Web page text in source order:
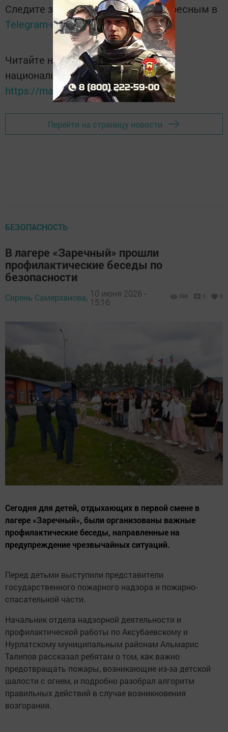
Следите за самым важным и интересным в
Telegram-каналеТатмедиа
Читайте новости Татарстана в
национальном мессенджере MАХ:
https://max.ru/tatmedia
Перейти на страницу новости
БЕЗОПАСНОСТЬ
В лагере «Заречный» прошли
профилактические беседы по
безопасности
Сирень Самерханова, 10 июня 2026 -
15:16
396 0 0
Сегодня для детей, отдыхающих в первой смене в
лагере «Заречный», были организованы важные
профилактические беседы, направленные на
предупреждение чрезвычайных ситуаций.
Перед детьми выступили представители
государственного пожарного надзора и пожарно-
спасательной части.
Начальник отдела надзорной деятельности и
профилактической работы по Аксубаевскому и
Нурлатскому муниципальным районам Альмарис
Талипов рассказал ребятам о том, как важно
предотвращать пожары, возникающие из-за детской
шалости с огнем, и подробно разобрал алгоритм
правильных действий в случае возникновения
возгорания.